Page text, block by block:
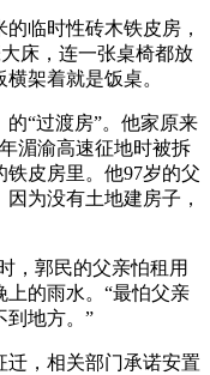
临时性砖木铁皮房，
床，连一张桌椅都放
架着就是饭桌。
“过渡房”。他家原来
湄渝高速征地时被拆
皮房里。他97岁的父
为没有土地建房子，
，郭民的父亲怕租用
的雨水。“最怕父亲
到地方。”
迁，相关部门承诺安置